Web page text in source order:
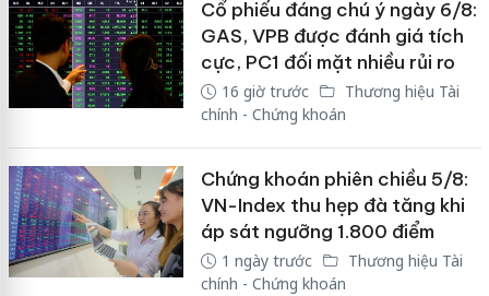
Cổ phiếu đáng chú ý ngày 6/8:
GAS, VPB được đánh giá tích
cực, PC1 đối mặt nhiều rủi ro
16 giờ trước
Thương hiệu Tài
chính - Chứng khoán
Chứng khoán phiên chiều 5/8:
VN-Index thu hẹp đà tăng khi
áp sát ngưỡng 1.800 điểm
1 ngày trước
Thương hiệu Tài
chính - Chứng khoán